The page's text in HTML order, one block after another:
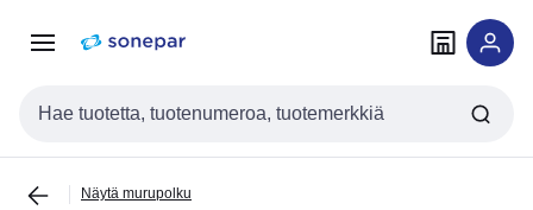
navigointiinsisältöön
Haku
Näytä murupolku